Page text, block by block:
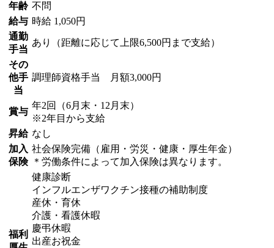
年齢 不問
給与 時給 1,050円
通勤
手当
あり（距離に応じて上限6,500円まで支給）
その
他手
当
調理師資格手当 月額3,000円
賞与
年2回（6月末・12月末）
※2年目から支給
昇給 なし
加入
保険
社会保険完備（雇用・労災・健康・厚生年金）
＊労働条件によって加入保険は異なります。
福利
健康診断
インフルエンザワクチン接種の補助制度
産休・育休
介護・看護休暇
慶弔休暇
出産お祝金